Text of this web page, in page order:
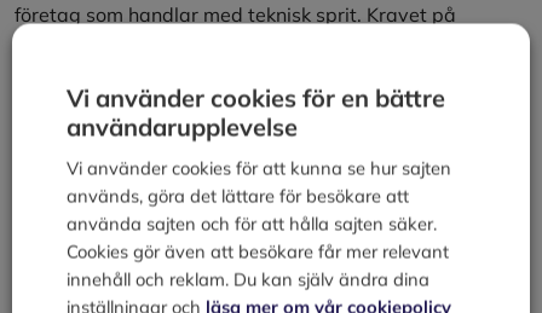
företag som handlar med teknisk sprit. Kravet på
stället ersatt med en rätt att handla med varan kopplad
till reglerna om godkännande som upplagshavare eller
För mer information kontakta Skatteverket.
Tillverkning av teknisk sprit kräver ett godkännande som
upplagshavare enligt lagen om alkoholskatt som du
ansöker om hos Skatteverket.
Vi använder cookies för en bättre
användarupplevelse
Vi använder cookies för att kunna se hur sajten
används, göra det lättare för besökare att
använda sajten och för att hålla sajten säker.
Cookies gör även att besökare får mer relevant
innehåll och reklam. Du kan själv ändra dina
inställningar och läsa mer om vår cookiepolicy